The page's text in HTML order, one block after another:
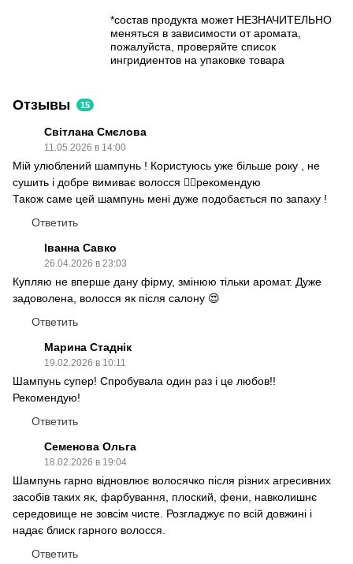
*состав продукта может НЕЗНАЧИТЕЛЬНО
меняться в зависимости от аромата,
пожалуйста, проверяйте список
ингридиентов на упаковке товара
Отзывы 15
Світлана Смєлова
11.05.2026 в 14:00
Мій улюблений шампунь ! Користуюсь уже більше року , не
сушить і добре вимиває волосся 👍🏻рекомендую
Також саме цей шампунь мені дуже подобається по запаху !
Ответить
Іванна Савко
26.04.2026 в 23:03
Купляю не вперше дану фірму, змінюю тільки аромат. Дуже
задоволена, волосся як після салону 😍
Ответить
Марина Стаднік
19.02.2026 в 10:11
Шампунь супер! Спробувала один раз і це любов!!
Рекомендую!
Ответить
Семенова Ольга
18.02.2026 в 19:04
Шампунь гарно відновлює волосячко після різних агресивних
засобів таких як, фарбування, плоский, фени, навколишнє
середовище не зовсім чисте. Розгладжує по всій довжині і
надає блиск гарного волосся.
Ответить